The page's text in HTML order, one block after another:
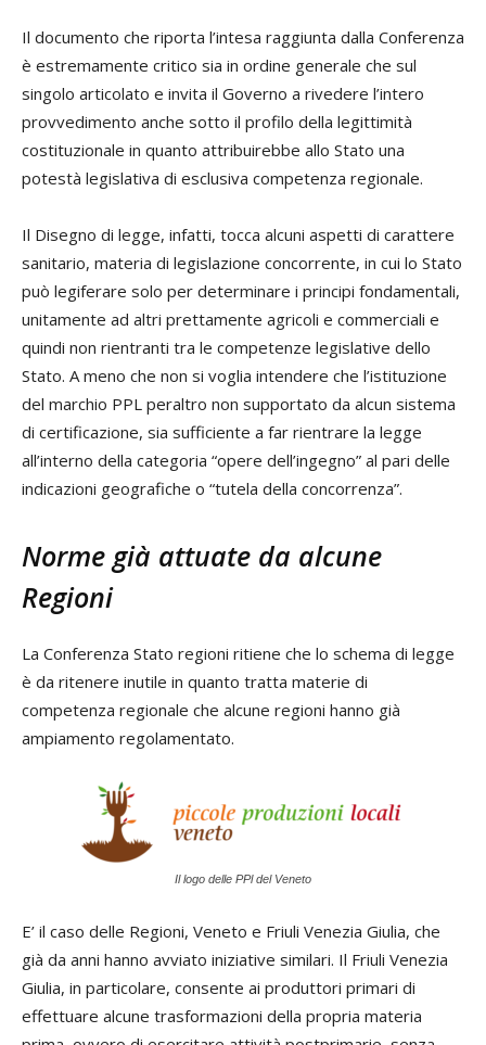
Il documento che riporta l’intesa raggiunta dalla Conferenza
è estremamente critico sia in ordine generale che sul
singolo articolato e invita il Governo a rivedere l’intero
provvedimento anche sotto il profilo della legittimità
costituzionale in quanto attribuirebbe allo Stato una
potestà legislativa di esclusiva competenza regionale.
Il Disegno di legge, infatti, tocca alcuni aspetti di carattere
sanitario, materia di legislazione concorrente, in cui lo Stato
può legiferare solo per determinare i principi fondamentali,
unitamente ad altri prettamente agricoli e commerciali e
quindi non rientranti tra le competenze legislative dello
Stato. A meno che non si voglia intendere che l’istituzione
del marchio PPL peraltro non supportato da alcun sistema
di certificazione, sia sufficiente a far rientrare la legge
all’interno della categoria “opere dell’ingegno” al pari delle
indicazioni geografiche o “tutela della concorrenza”.
Norme già attuate da alcune
Regioni
La Conferenza Stato regioni ritiene che lo schema di legge
è da ritenere inutile in quanto tratta materie di
competenza regionale che alcune regioni hanno già
ampiamento regolamentato.
Il logo delle PPl del Veneto
E’ il caso delle Regioni, Veneto e Friuli Venezia Giulia, che
già da anni hanno avviato iniziative similari. Il Friuli Venezia
Giulia, in particolare, consente ai produttori primari di
effettuare alcune trasformazioni della propria materia